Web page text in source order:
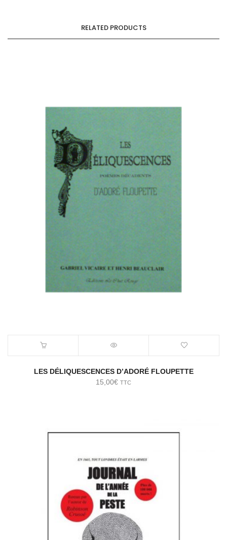
RELATED PRODUCTS
LES DÉLIQUESCENCES D’ADORÉ FLOUPETTE
15,00€ TTC